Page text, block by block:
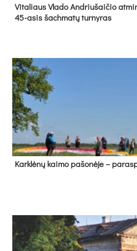
Vi­ta­liaus Vla­do And­riu­šai­čio
45-asis šach­ma­tų tur­ny­ras
Kark­lė­nų kai­mo pa­šo­nė­je –